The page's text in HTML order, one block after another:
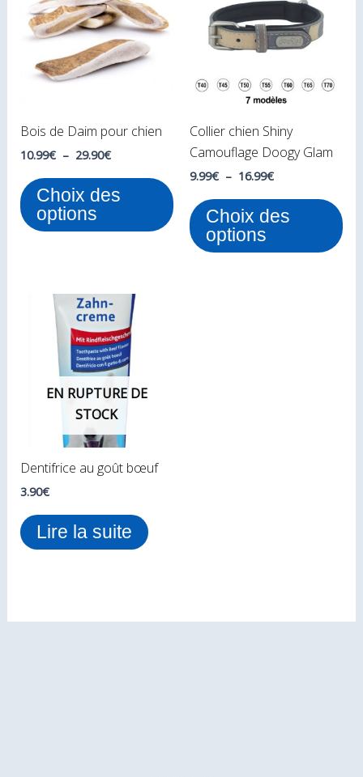
Bois de Daim pour chien
10.99€ – 29.90€
10.99€
à
29.90€
Choix des
options
plusieurs
variations.
options
être
choisies
sur
la
page
Collier chien Shiny
Camouflage Doogy Glam
9.99€ – 16.99€
9.99€
à
16.99€
Choix des
options
EN RUPTURE DE
STOCK
Dentifrice au goût bœuf
3.90€
Lire la suite